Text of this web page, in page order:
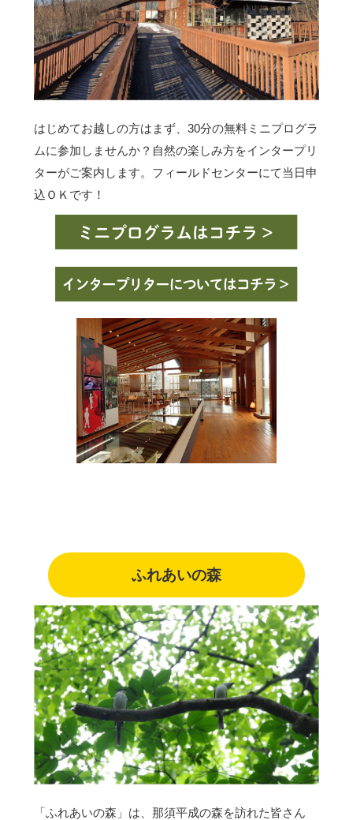
はじめてお越しの方はまず、30分の無料ミニプログラ
ムに参加しませんか？自然の楽しみ方をインタープリ
ターがご案内します。フィールドセンターにて当日申
込ＯＫです！
ふれあいの森
「ふれあいの森」は、那須平成の森を訪れた皆さん